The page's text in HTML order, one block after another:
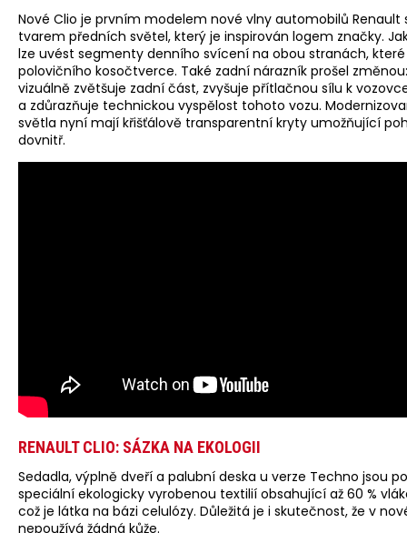
Nové Clio je prvním modelem nové vlny automobilů Renault
tvarem předních světel, který je inspirován logem značky.
lze uvést segmenty denního svícení na obou stranách,
polovičního kosočtverce. Také zadní nárazník prošel
vizuálně zvětšuje zadní část, zvyšuje přítlačnou sílu k
a zdůrazňuje technickou vyspělost tohoto vozu.
světla nyní mají křišťálově transparentní kryty umožňující
dovnitř.
RENAULT CLIO: SÁZKA NA EKOLOGII
Sedadla, výplně dveří a palubní deska u verze Techno jsou
speciální ekologicky vyrobenou textilií obsahující až 60 %
což je látka na bázi celulózy. Důležitá je i skutečnost, že v
nepoužívá žádná kůže.